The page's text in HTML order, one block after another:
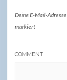
Deine E-Mail-
markiert
COMMENT